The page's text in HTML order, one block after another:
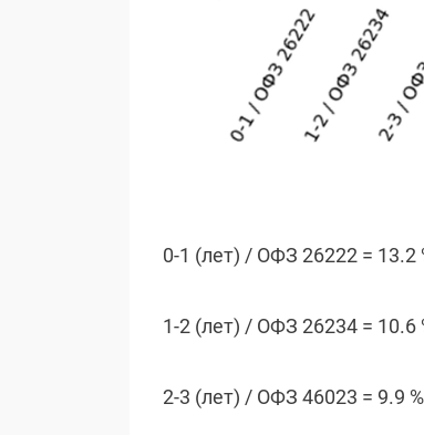
0-1 (лет) / ОФЗ 26222 = 13.2
1-2 (лет) / ОФЗ 26234 = 10.6
2-3 (лет) / ОФЗ 46023 = 9.9